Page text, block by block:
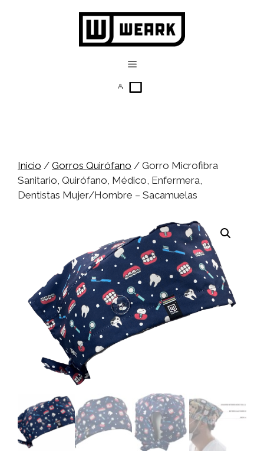
Menú
Inicio / Gorros Quirófano / Gorro Microfibra
Sanitario, Quirófano, Médico, Enfermera,
Dentistas Mujer/Hombre – Sacamuelas